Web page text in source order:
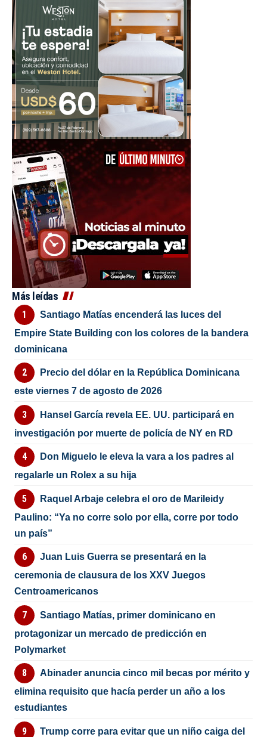
Más leídas
Santiago Matías encenderá las luces del
Empire State Building con los colores de la bandera
dominicana
Precio del dólar en la República Dominicana
este viernes 7 de agosto de 2026
Hansel García revela EE. UU. participará en
investigación por muerte de policía de NY en RD
Don Miguelo le eleva la vara a los padres al
regalarle un Rolex a su hija
Raquel Arbaje celebra el oro de Marileidy
Paulino: “Ya no corre solo por ella, corre por todo
un país”
Juan Luis Guerra se presentará en la
ceremonia de clausura de los XXV Juegos
Centroamericanos
Santiago Matías, primer dominicano en
protagonizar un mercado de predicción en
Polymarket
Abinader anuncia cinco mil becas por mérito y
elimina requisito que hacía perder un año a los
estudiantes
Trump corre para evitar que un niño caiga del